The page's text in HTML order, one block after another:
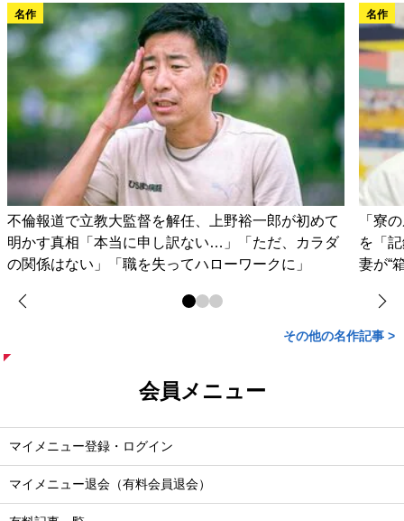
名作
不倫報道で立教大監督を解任、上野裕一郎が初めて
明かす真相「本当に申し訳ない…」「ただ、カラダ
の関係はない」「職を失ってハローワークに」
名作
「寮
を「
妻が“
その他の名作記事 >
会員メニュー
マイメニュー登録・ログイン
マイメニュー退会（有料会員退会）